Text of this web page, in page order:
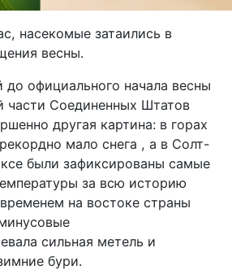
насекомые затаились в
весны.
до официального начала весны
части Соединенных Штатов
другая картина: в горах
мало снега , а в Солт-
были зафиксированы самые
за всю историю
на востоке страны
сильная метель и
бури.